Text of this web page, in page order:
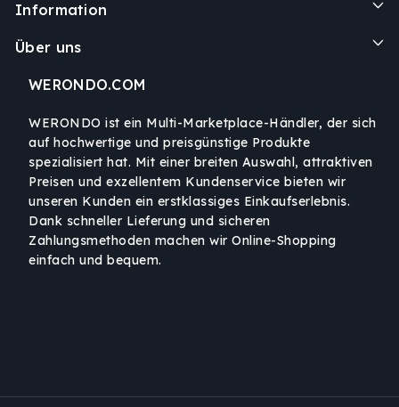
Information
Über uns
WERONDO.COM
WERONDO ist ein Multi-Marketplace-Händler, der sich
auf hochwertige und preisgünstige Produkte
spezialisiert hat. Mit einer breiten Auswahl, attraktiven
Preisen und exzellentem Kundenservice bieten wir
unseren Kunden ein erstklassiges Einkaufserlebnis.
Dank schneller Lieferung und sicheren
Zahlungsmethoden machen wir Online-Shopping
einfach und bequem.